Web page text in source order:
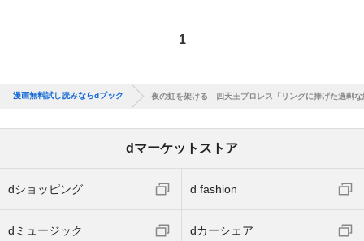
1
漫画無料試し読みならdブック 夜の虹を架ける 四天王プロレス「リングに捧げた過剰な
dマーケットストア
dショッピング d fashion
dミュージック dカーシェア